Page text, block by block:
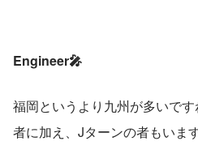
Engineer🎤
福岡というより九州が多いで
者に加え、Jターンの者もいます